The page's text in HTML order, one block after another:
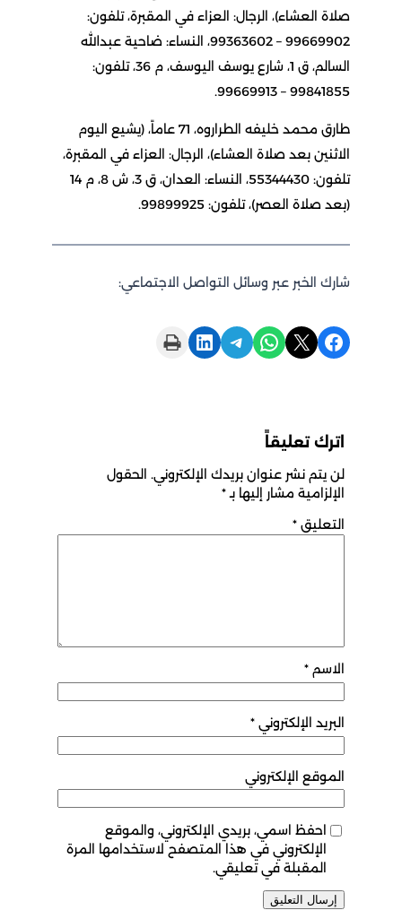
صلاة العشاء)، الرجال: العزاء في المقبرة، تلفون:
99669902 – 99363602، النساء: ضاحية عبدالله
السالم، ق 1، شارع يوسف اليوسف، م 36، تلفون:
99841855 – 99669913.
طارق محمد خليفه الطراروه، 71 عاماً، (يشيع اليوم
الاثنين بعد صلاة العشاء)، الرجال: العزاء في المقبرة،
تلفون: 55344430، النساء: العدان، ق 3، ش 8، م 14
(بعد صلاة العصر)، تلفون: 99899925.
شارك الخبر عبر وسائل التواصل الاجتماعي:
Share on Facebook
Share on X
Share on WhatsApp
Share on Telegram
Share on LinkedIn
Print this Page
اترك تعليقاً
لن يتم نشر عنوان بريدك الإلكتروني. الحقول
الإلزامية مشار إليها بـ *
التعليق*
الاسم*
البريد الإلكتروني *
الموقع الإلكتروني
احفظ اسمي، بريدي الإلكتروني، والموقع
الإلكتروني في هذا المتصفح لاستخدامها المرة
المقبلة في تعليقي.